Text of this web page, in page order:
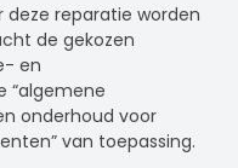
deze reparatie worden
de gekozen
en
“algemene
onderhoud voor
van toepassing.